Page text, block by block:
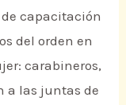
capacitación
del orden en
carabineros,
a las juntas de